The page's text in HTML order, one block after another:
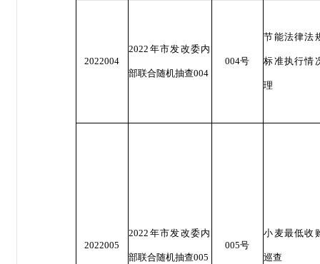
2022004
2022年市发改委内
部联合随机抽查004
004号
节能法律法
标准执行情
理
2022005
2022年市发改委内
部联合随机抽查005
005号
小麦最低收
巡查